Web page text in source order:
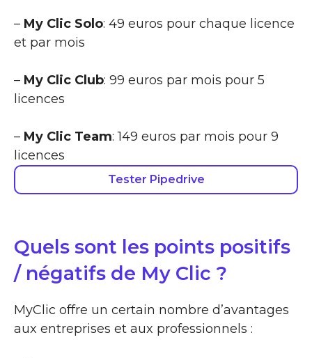
– My Clic Solo: 49 euros pour chaque licence
et par mois
– My Clic Club: 99 euros par mois pour 5
licences
– My Clic Team: 149 euros par mois pour 9
licences
Tester Pipedrive
Quels sont les points positifs
/ négatifs de My Clic ?
MyClic offre un certain nombre d’avantages
aux entreprises et aux professionnels :